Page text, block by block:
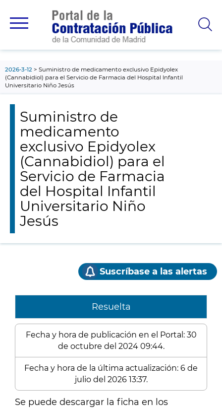
principal
2026-3-12
Suministro de medicamento exclusivo Epidyolex
(Cannabidiol) para el Servicio de Farmacia del Hospital Infantil
Universitario Niño Jesús
Suministro de
medicamento
exclusivo Epidyolex
(Cannabidiol) para el
Servicio de Farmacia
del Hospital Infantil
Universitario Niño
Jesús
Suscríbase a las alertas
Resuelta
Fecha y hora de publicación en el Portal: 30
de octubre del 2024 09:44.
Fecha y hora de la última actualización: 6 de
julio del 2026 13:37.
Se puede descargar la ficha en los